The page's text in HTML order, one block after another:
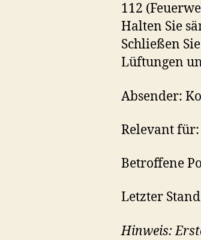
112
Halten Sie
Schließen
Lüftungen
Absender:
Relevant
Betroffene
Letzter
Hinweis: